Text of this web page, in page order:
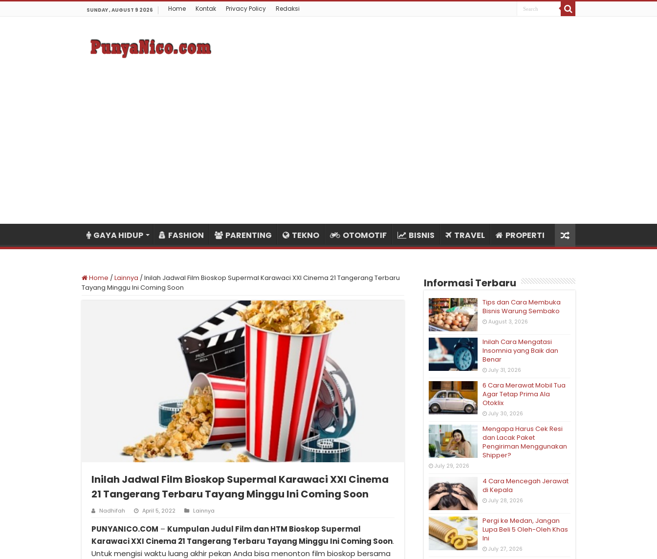
SUNDAY , AUGUST 9 2026 Home Kontak Privacy Policy Redaksi
GAYA HIDUP FASHION PARENTING TEKNO OTOMOTIF BISNIS TRAVEL PROPERTI
Home /Lainnya /Inilah Jadwal Film Bioskop Supermal Karawaci XXI Cinema 21 Tangerang Terbaru
Tayang Minggu Ini Coming Soon
Inilah Jadwal Film Bioskop Supermal Karawaci XXI Cinema
21 Tangerang Terbaru Tayang Minggu Ini Coming Soon
Nadhifah April 5, 2022 Lainnya
PUNYANICO.COM – Kumpulan Judul Film dan HTM Bioskop Supermal
Karawaci XXI Cinema 21 Tangerang Terbaru Tayang Minggu Ini Coming Soon.
Untuk mengisi waktu luang akhir pekan Anda bisa menonton film bioskop bersama
Informasi Terbaru
Tips dan Cara Membuka
Bisnis Warung Sembako
August 3, 2026
Inilah Cara Mengatasi
Insomnia yang Baik dan
Benar
July 31, 2026
6 Cara Merawat Mobil Tua
Agar Tetap Prima Ala
Otoklix
July 30, 2026
Mengapa Harus Cek Resi
dan Lacak Paket
Pengiriman Menggunakan
Shipper?
July 29, 2026
4 Cara Mencegah Jerawat
di Kepala
July 28, 2026
Pergi ke Medan, Jangan
Lupa Beli 5 Oleh-Oleh Khas
Ini
July 27, 2026